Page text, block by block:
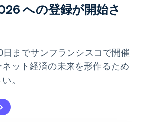
への登録が開始さ
までサンフランシスコで開催
ット経済の未来を形作るため
。